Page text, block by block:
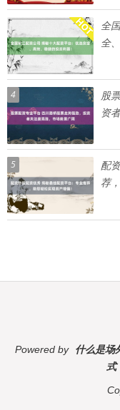
全
全
4
股
资
5
配
荐
Powered by 什么是场
式